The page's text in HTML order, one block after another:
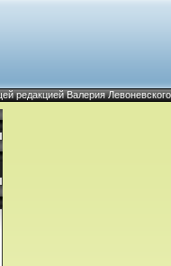
редакцией Валерия Левоневского